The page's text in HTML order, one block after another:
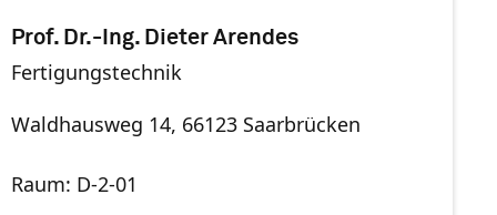
Prof. Dr.-Ing. Dieter Arendes
Fertigungstechnik
Waldhausweg 14, 66123 Saarbrücken
Raum: D-2-01